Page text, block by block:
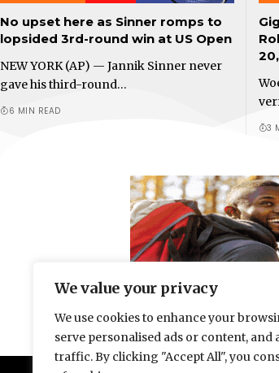
We value your privacy
We use cookies to enhance your
serve personalised ads or content, and
traffic. By clicking "Accept All", you
No upset here as Sinner romps to
lopsided 3rd-round win at US Open
NEW YORK (AP) — Jannik Sinner never
gave his third-round…
6 MIN READ
3